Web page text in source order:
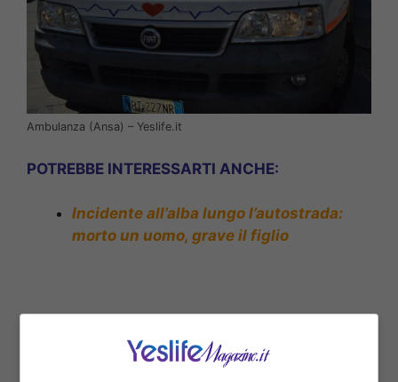
Ambulanza (Ansa) – Yeslife.it
POTREBBE INTERESSARTI ANCHE:
Incidente all’alba lungo l’autostrada:
morto un uomo, grave il figlio